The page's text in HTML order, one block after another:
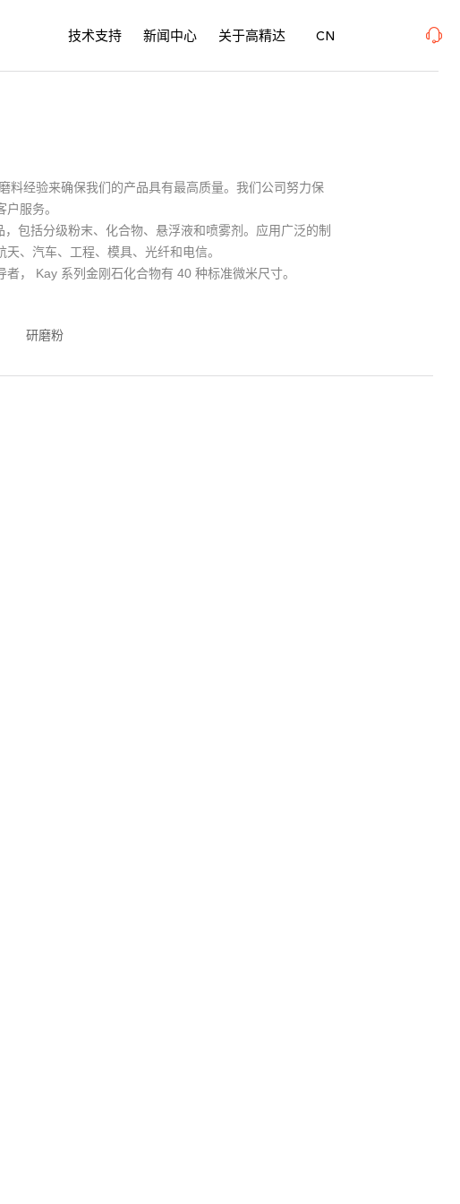
表面精密加工博览会 、上海新国际博览中心· 浦东、W1馆E21 、欢迎莅临指导
技术支持 新闻中心 关于高精达 CN
料经验来确保我们的产品具有最高质量。我们公司努力保
户服务。
包括分级粉末、化合物、悬浮液和喷雾剂。应用广泛的制
、汽车、工程、模具、光纤和电信。
， Kay 系列金刚石化合物有 40 种标准微米尺寸。
研磨粉